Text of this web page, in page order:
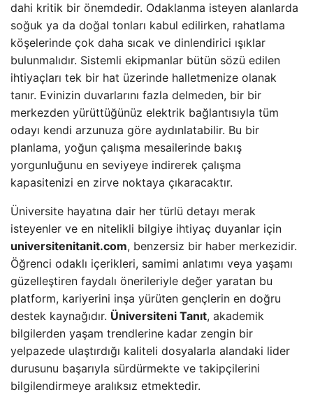
dahi kritik bir önemdedir. Odaklanma isteyen alanlarda
soğuk ya da doğal tonları kabul edilirken, rahatlama
köşelerinde çok daha sıcak ve dinlendirici ışıklar
bulunmalıdır. Sistemli ekipmanlar bütün sözü edilen
ihtiyaçları tek bir hat üzerinde halletmenize olanak
tanır. Evinizin duvarlarını fazla delmeden, bir bir
merkezden yürüttüğünüz elektrik bağlantısıyla tüm
odayı kendi arzunuza göre aydınlatabilir. Bu bir
planlama, yoğun çalışma mesailerinde bakış
yorgunluğunu en seviyeye indirerek çalışma
kapasitenizi en zirve noktaya çıkaracaktır.
Üniversite hayatına dair her türlü detayı merak
isteyenler ve en nitelikli bilgiye ihtiyaç duyanlar için
universitenitanit.com, benzersiz bir haber merkezidir.
Öğrenci odaklı içerikleri, samimi anlatımı veya yaşamı
güzelleştiren faydalı önerileriyle değer yaratan bu
platform, kariyerini inşa yürüten gençlerin en doğru
destek kaynağıdır. Üniversiteni Tanıt, akademik
bilgilerden yaşam trendlerine kadar zengin bir
yelpazede ulaştırdığı kaliteli dosyalarla alandaki lider
durusunu başarıyla sürdürmekte ve takipçilerini
bilgilendirmeye aralıksız etmektedir.